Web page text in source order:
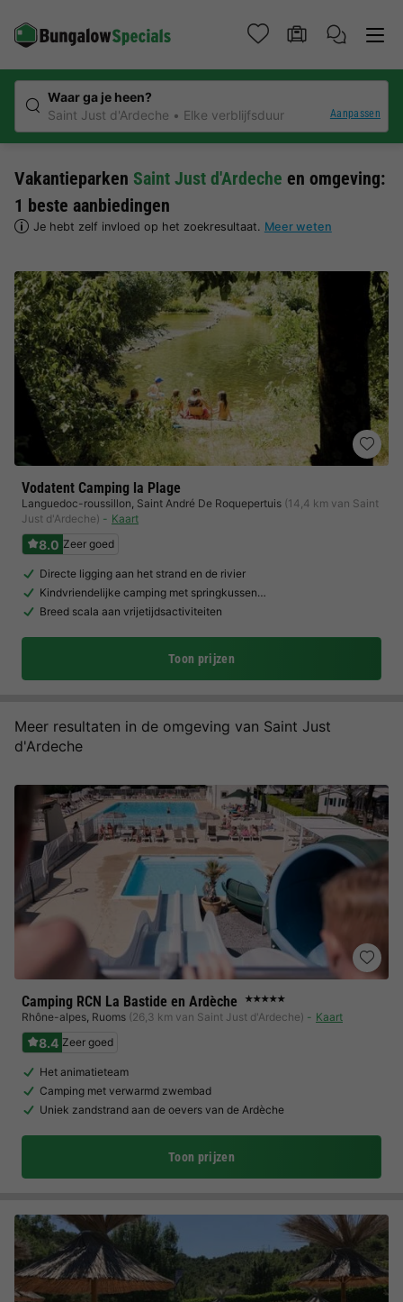
Waar ga je heen?
Saint Just d'Ardeche
Elke verblijfsduur Aanpassen
Vakantieparken Saint Just d'Ardeche en omgeving:
1 beste aanbiedingen
Je hebt zelf invloed op het zoekresultaat. Meer weten
Vodatent Camping la Plage
Languedoc-roussillon, Saint André De Roquepertuis (14,4 km van Saint
Just d'Ardeche)
Kaart
8.0 Zeer goed
Directe ligging aan het strand en de rivier
Kindvriendelijke camping met springkussen…
Breed scala aan vrijetijdsactiviteiten
Toon prijzen
Meer resultaten in de omgeving van Saint Just
d'Ardeche
Camping RCN La Bastide en Ardèche ★★★★★
Rhône-alpes, Ruoms (26,3 km van Saint Just d'Ardeche) Kaart
8.4 Zeer goed
Het animatieteam
Camping met verwarmd zwembad
Uniek zandstrand aan de oevers van de Ardèche
Toon prijzen